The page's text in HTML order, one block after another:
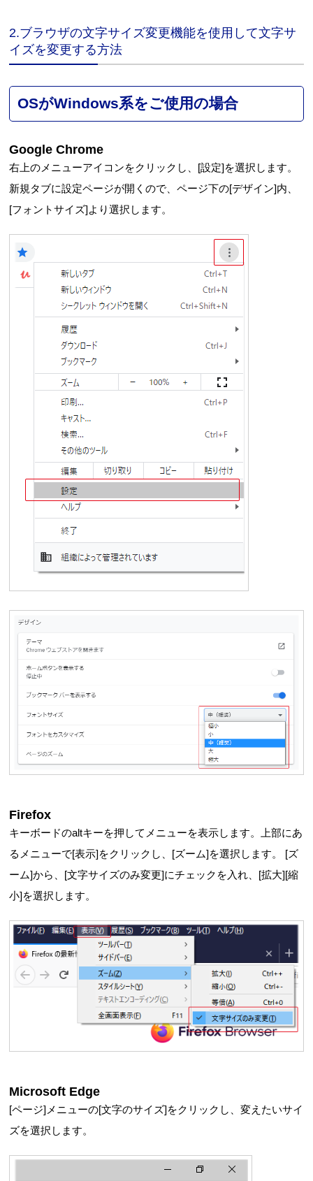
2.ブラウザの文字サイズ変更機能を使用して文字サ
イズを変更する方法
OSがWindows系をご使用の場合
Google Chrome
右上のメニューアイコンをクリックし、[設定]を選択します。
新規タブに設定ページが開くので、ページ下の[デザイン]内、
[フォントサイズ]より選択します。
Firefox
キーボードのaltキーを押してメニューを表示します。上部にあ
るメニューで[表示]をクリックし、[ズーム]を選択します。 [ズ
ーム]から、[文字サイズのみ変更]にチェックを入れ、[拡大][縮
小]を選択します。
Microsoft Edge
[ページ]メニューの[文字のサイズ]をクリックし、変えたいサイ
ズを選択します。